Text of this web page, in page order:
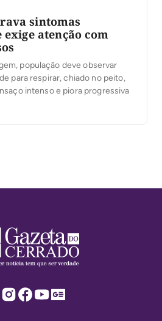
sintomas
atenção com
população deve observar
para respirar, chiado no peito,
intenso e piora progressiva